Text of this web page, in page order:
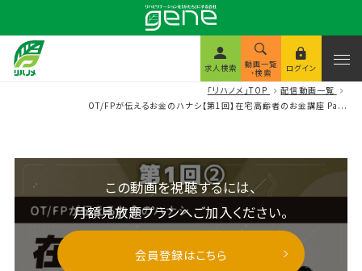
求人検索 動画一覧
・検索 ログイン
「リハノメ」TOP
配信動画一覧
OT/FPが伝えるお金のハナシ【第1回】在宅高齢者のお金講座 Pa...
この動画を視聴するには、
月額見放題プランへご加入ください。
会員登録はこちら